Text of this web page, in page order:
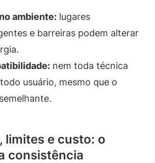
ambiente: lugares
e barreiras podem alterar
nem toda técnica
usuário, mesmo que o
limites e custo: o
consistência